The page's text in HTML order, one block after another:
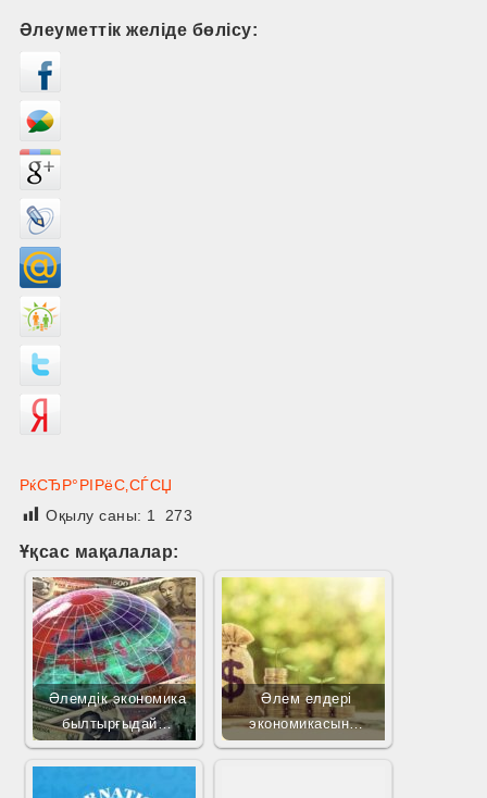
Әлеуметтік желіде бөлісу:
РќСЂР°РІРёС‚СЃСЏ
Оқылу саны: 1 273
Ұқсас мақалалар:
Әлемдік экономика
былтырғыдай…
Әлем елдері
экономикасын…